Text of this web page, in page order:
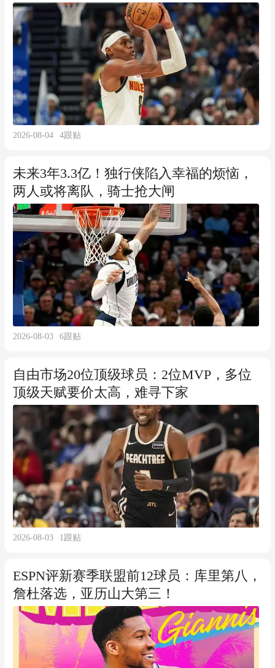
2026-08-04 4跟贴
未来3年3.3亿！独行侠陷入幸福的烦恼，
两人或将离队，骑士抢大闸
2026-08-03 6跟贴
自由市场20位顶级球员：2位MVP，多位
顶级天赋要价太高，难寻下家
2026-08-03 1跟贴
ESPN评新赛季联盟前12球员：库里第八，
詹杜落选，亚历山大第三！